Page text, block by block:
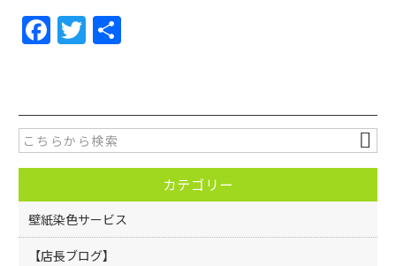
F
a
e
b
o
o
k
T
w
er
カテゴリー
壁紙染色サービス
【店長ブログ】